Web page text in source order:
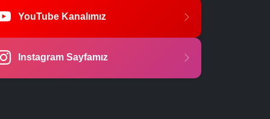
YouTube Kanalımız
Instagram Sayfamız